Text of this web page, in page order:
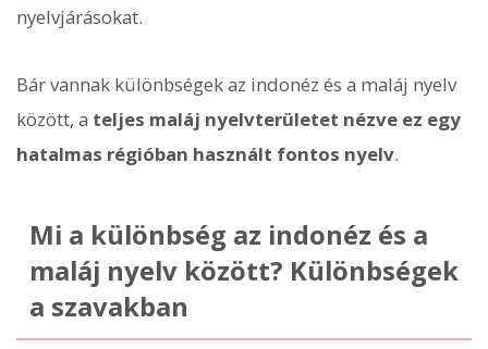
nyelvjárásokat.
Bár vannak különbségek az indonéz és a maláj nyelv
között, a teljes maláj nyelvterületet nézve ez egy
hatalmas régióban használt fontos nyelv.
Mi a különbség az indonéz és a
maláj nyelv között? Különbségek
a szavakban